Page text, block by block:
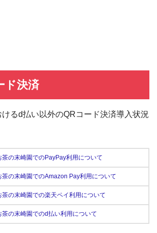
ド決済
るd払い以外のQRコード決済導入状況
茶の末崎園でのPayPay利用について
茶の末崎園でのAmazon Pay利用について
茶の末崎園での楽天ペイ利用について
茶の末崎園でのd払い利用について